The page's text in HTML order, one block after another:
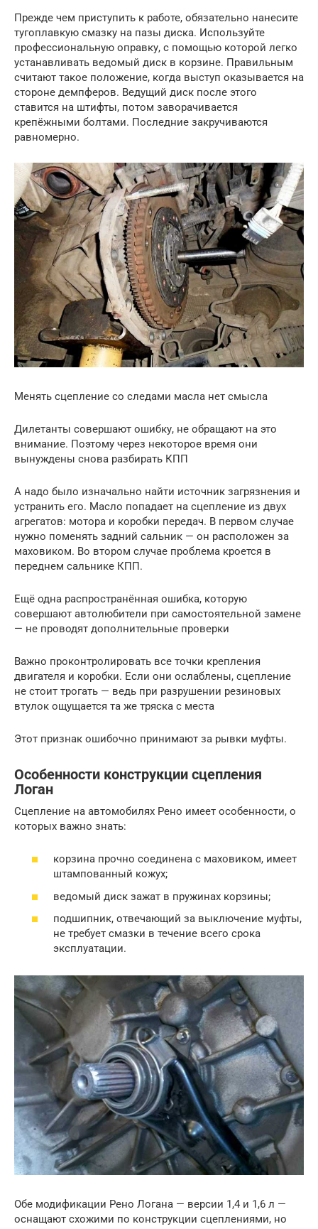
Прежде чем приступить к работе, обязательно нанесите
тугоплавкую смазку на пазы диска. Используйте
профессиональную оправку, с помощью которой легко
устанавливать ведомый диск в корзине. Правильным
считают такое положение, когда выступ оказывается на
стороне демпферов. Ведущий диск после этого
ставится на штифты, потом заворачивается
крепёжными болтами. Последние закручиваются
равномерно.
Менять сцепление со следами масла нет смысла
Дилетанты совершают ошибку, не обращают на это
внимание. Поэтому через некоторое время они
вынуждены снова разбирать КПП
А надо было изначально найти источник загрязнения и
устранить его. Масло попадает на сцепление из двух
агрегатов: мотора и коробки передач. В первом случае
нужно поменять задний сальник — он расположен за
маховиком. Во втором случае проблема кроется в
переднем сальнике КПП.
Ещё одна распространённая ошибка, которую
совершают автолюбители при самостоятельной замене
— не проводят дополнительные проверки
Важно проконтролировать все точки крепления
двигателя и коробки. Если они ослаблены, сцепление
не стоит трогать — ведь при разрушении резиновых
втулок ощущается та же тряска с места
Этот признак ошибочно принимают за рывки муфты.
Особенности конструкции сцепления
Логан
Сцепление на автомобилях Рено имеет особенности, о
которых важно знать:
корзина прочно соединена с маховиком, имеет
штампованный кожух;
ведомый диск зажат в пружинах корзины;
подшипник, отвечающий за выключение муфты,
не требует смазки в течение всего срока
эксплуатации.
Обе модификации Рено Логана — версии 1,4 и 1,6 л —
оснащают схожими по конструкции сцеплениями, но